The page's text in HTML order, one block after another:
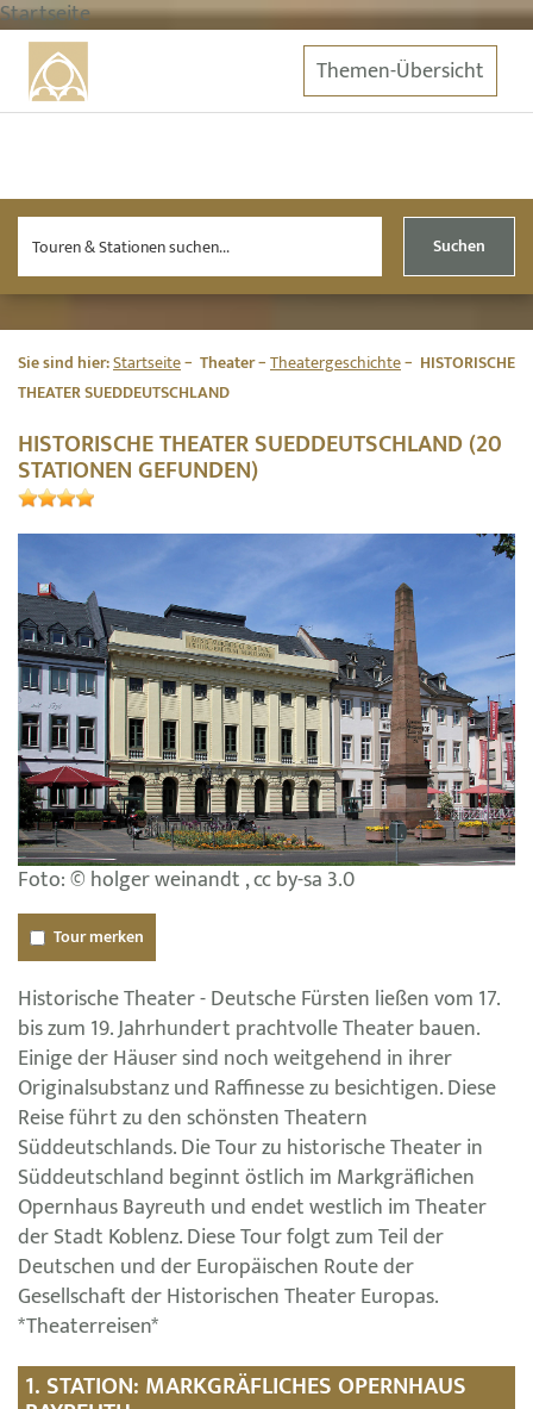
Startseite
Themen-Übersicht
Suchen
Sie sind hier:Startseite Theater Theatergeschichte
HISTORISCHE
THEATER SUEDDEUTSCHLAND
HISTORISCHE THEATER SUEDDEUTSCHLAND (20
STATIONEN GEFUNDEN)
Foto: © holger weinandt , cc by-sa 3.0
Tour merken
Historische Theater - Deutsche Fürsten ließen vom 17.
bis zum 19. Jahrhundert prachtvolle Theater bauen.
Einige der Häuser sind noch weitgehend in ihrer
Originalsubstanz und Raffinesse zu besichtigen. Diese
Reise führt zu den schönsten Theatern
Süddeutschlands. Die Tour zu historische Theater in
Süddeutschland beginnt östlich im Markgräflichen
Opernhaus Bayreuth und endet westlich im Theater
der Stadt Koblenz. Diese Tour folgt zum Teil der
Deutschen und der Europäischen Route der
Gesellschaft der Historischen Theater Europas.
*Theaterreisen*
1. STATION: MARKGRÄFLICHES OPERNHAUS